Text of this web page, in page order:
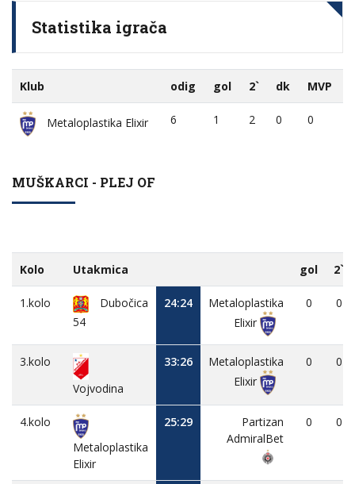
Statistika igrača
Klub odig gol 2` dk MVP
Metaloplastika Elixir 6 1 2 0 0
MUŠKARCI - PLEJ OF
Kolo Utakmica gol 2`
1.kolo
Dubočica
54
24:24
Metaloplastika
Elixir
0 0
3.kolo
Vojvodina
33:26
Metaloplastika
Elixir
0 0
4.kolo
Metaloplastika
Elixir
25:29
Partizan
AdmiralBet
0 0